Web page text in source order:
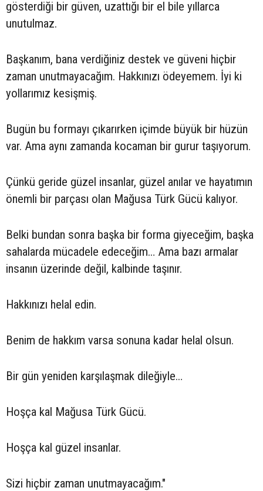
gösterdiği bir güven, uzattığı bir el bile yıllarca
unutulmaz.
Başkanım, bana verdiğiniz destek ve güveni hiçbir
zaman unutmayacağım. Hakkınızı ödeyemem. İyi ki
yollarımız kesişmiş.
Bugün bu formayı çıkarırken içimde büyük bir hüzün
var. Ama aynı zamanda kocaman bir gurur taşıyorum.
Çünkü geride güzel insanlar, güzel anılar ve hayatımın
önemli bir parçası olan Mağusa Türk Gücü kalıyor.
Belki bundan sonra başka bir forma giyeceğim, başka
sahalarda mücadele edeceğim… Ama bazı armalar
insanın üzerinde değil, kalbinde taşınır.
Hakkınızı helal edin.
Benim de hakkım varsa sonuna kadar helal olsun.
Bir gün yeniden karşılaşmak dileğiyle…
Hoşça kal Mağusa Türk Gücü.
Hoşça kal güzel insanlar.
Sizi hiçbir zaman unutmayacağım."